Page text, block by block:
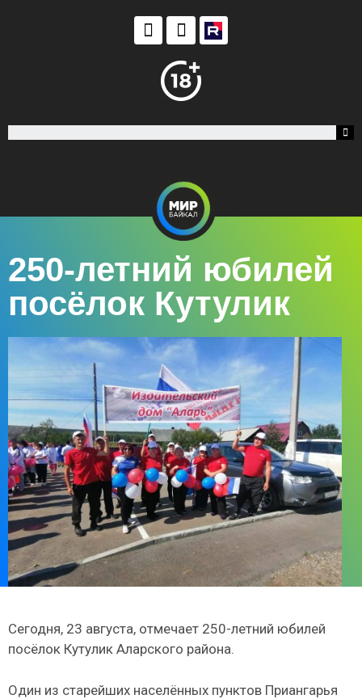
250-летний юбилей
посёлок Кутулик
Сегодня, 23 августа, отмечает 250-летний юбилей
посёлок Кутулик Аларского района.
Один из старейших населённых пунктов Приангарья